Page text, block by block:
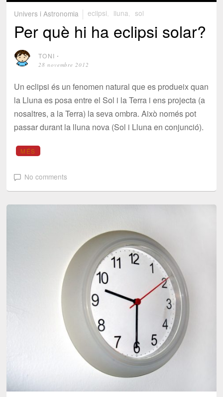
Univers i Astronomia eclipsi, lluna, sol
Per què hi ha eclipsi solar?
TONI ⋅
28 novembre 2012
Un eclipsi és un fenomen natural que es produeix quan
la Lluna es posa entre el Sol i la Terra i ens projecta (a
nosaltres, a la Terra) la seva ombra. Això només pot
passar durant la lluna nova (Sol i Lluna en conjunció).
MÉS
No comments